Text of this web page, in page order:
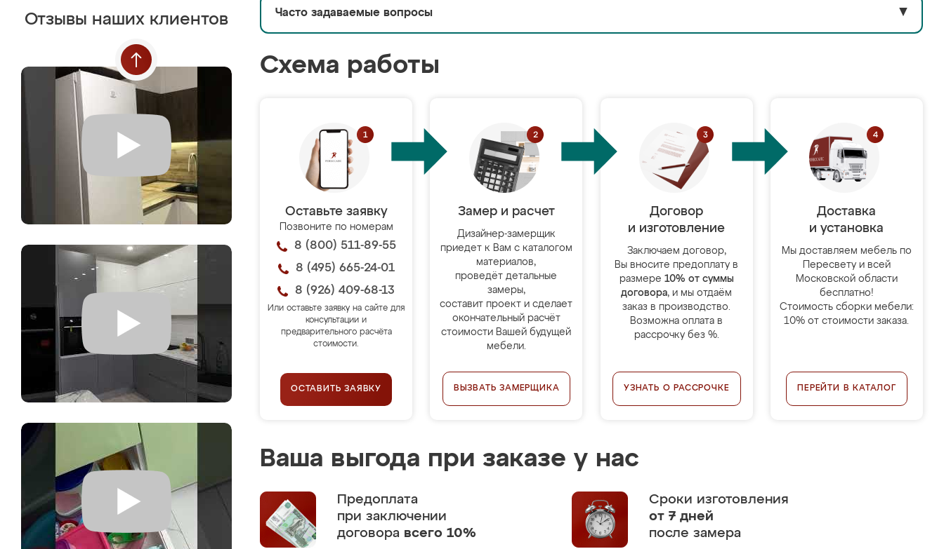
Отзывы наших клиентов Часто задаваемые вопросы ▼
Схема работы
Оставьте заявку
Позвоните по номерам
8 (800) 511-89-55
8 (495) 665-24-01
8 (926) 409-68-13
Или оставьте заявку на сайте для
консультации и
предварительного расчёта
стоимости.
ОСТАВИТЬ ЗАЯВКУ
Замер и расчет
Дизайнер-замерщик
приедет к Вам с каталогом
материалов,
проведёт детальные
замеры,
составит проект и сделает
окончательный расчёт
стоимости Вашей будущей
мебели.
ВЫЗВАТЬ ЗАМЕРЩИКА
Договор
и изготовление
Заключаем договор,
Вы вносите предоплату в
размере 10% от суммы
договора, и мы отдаём
заказ в производство.
Возможна оплата в
рассрочку без %.
УЗНАТЬ О РАССРОЧКЕ
Доставка
и установка
Мы доставляем мебель по
Пересвету и всей
Московской области
бесплатно!
Стоимость сборки мебели:
10% от стоимости заказа.
ПЕРЕЙТИ В КАТАЛОГ
Ваша выгода при заказе у нас
Предоплата
при заключении
договора всего 10%
Сроки изготовления
от 7 дней
после замера